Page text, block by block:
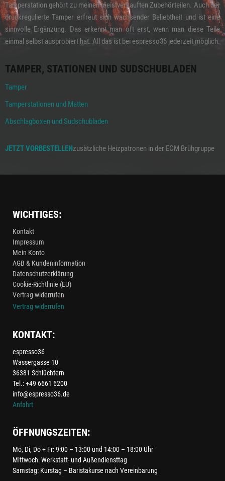
Tamperstation gehört zu meinen meistverkauften Zubehörteilen. Auch der
druckregulierte Tamper erfreut sich wachsender Beliebtheit und ist eine
sinnvolle Ergänzung. Das erkennt man oft erst, wenn man diese Teile
einmal selbst ausprobiert hat. All das ist bei espresso36 jederzeit möglich.
TAMPER, STATIONEN UND SUDSCHUBLADEN
Tamper
Tamperstationen und Matten
Abschlagboxen und Sudschubladen
JETZT VORBESTELLENzusätzliche Heizpatronen in der ECM Brühgruppe
WICHTIGES:
Kontakt
Impressum
Mein Konto
AGB & Kundeninformation
Datenschutzerklärung
Cookie-Richtlinie (EU)
Vertrag widerrufen
Vertrag widerrufen
KONTAKT:
espresso36
Wassergasse 10
36381 Schlüchtern
Tel.: +49 6661 6200
info@espresso36.de
Anfahrt
ÖFFNUNGSZEITEN:
Mo, Di, Do + Fr: 9:00 – 13:00 und 14:00 – 18:00 Uhr
Mittwoch: Werkstatt- und Außendiensttag
Samstag: Kurstag – Baristakurse nach Vereinbarung